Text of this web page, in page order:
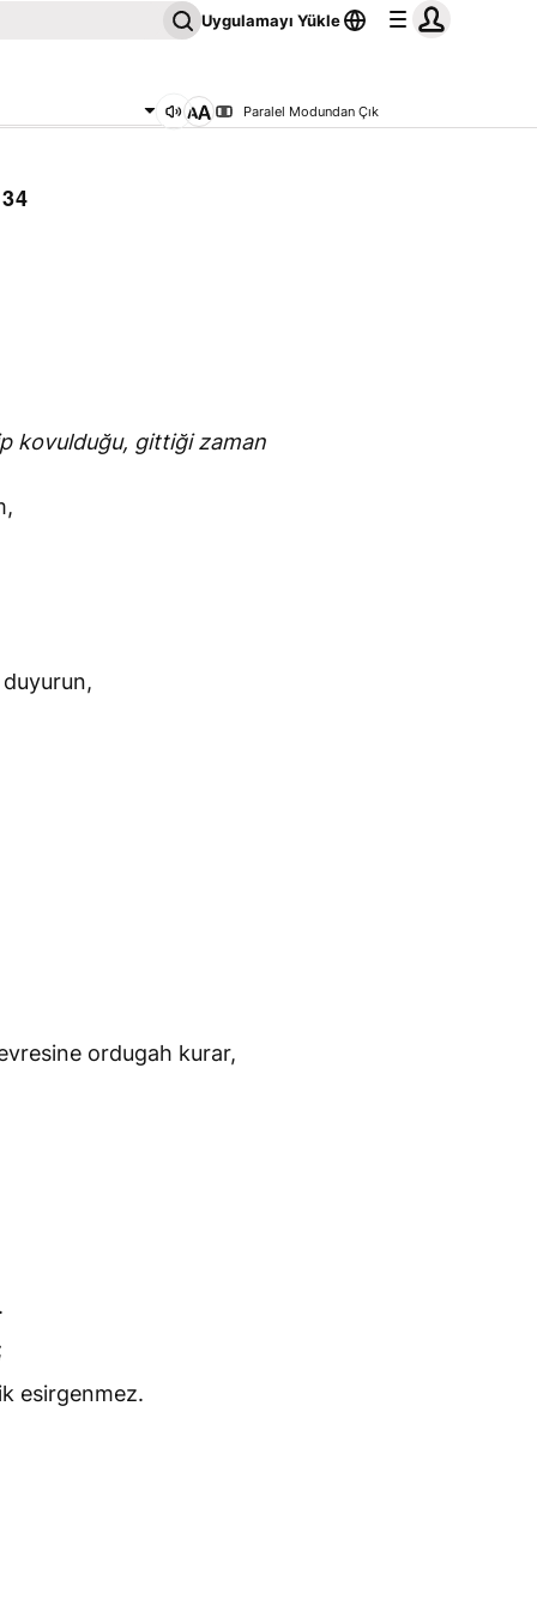
Uygulamayı Yükle
Paralel Modundan Çık
kovulduğu, gittiği zaman
ordugah kurar,
esirgenmez.